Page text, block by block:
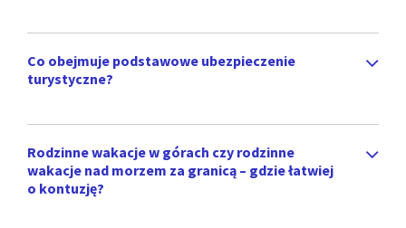
Co obejmuje podstawowe ubezpieczenie
turystyczne?
Rodzinne wakacje w górach czy rodzinne
wakacje nad morzem za granicą – gdzie łatwiej
o kontuzję?